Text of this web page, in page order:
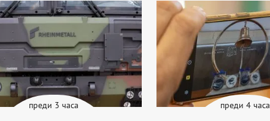
преди 3 часа преди 4 часа